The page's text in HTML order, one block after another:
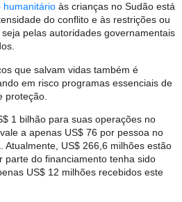
humanitário às crianças no Sudão está
do conflito e às restrições ou
pelas autoridades governamentais
que salvam vidas também é
em risco programas essenciais de
proteção.
1 bilhão para suas operações no
a apenas US$ 76 por pessoa no
Atualmente, US$ 266,6 milhões estão
parte do financiamento tenha sido
US$ 12 milhões recebidos este